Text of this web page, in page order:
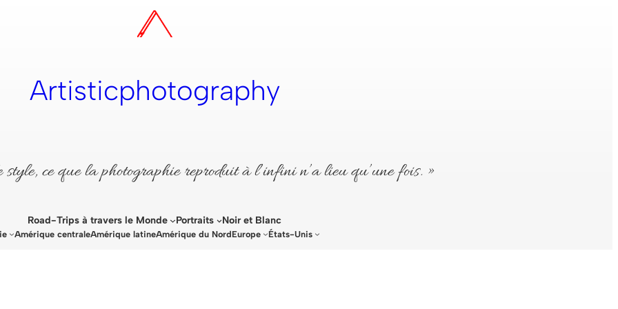
Artisticphotography
ce que la photographie reproduit à l’infini n’a lieu qu’une fois. »
Road-Trips à travers le Monde Portraits Noir et Blanc
Amérique centraleAmérique latineAmérique du NordEurope États-Unis